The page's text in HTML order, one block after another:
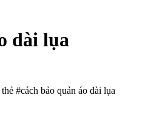
dài lụa
#cách bảo quản áo dài lụa